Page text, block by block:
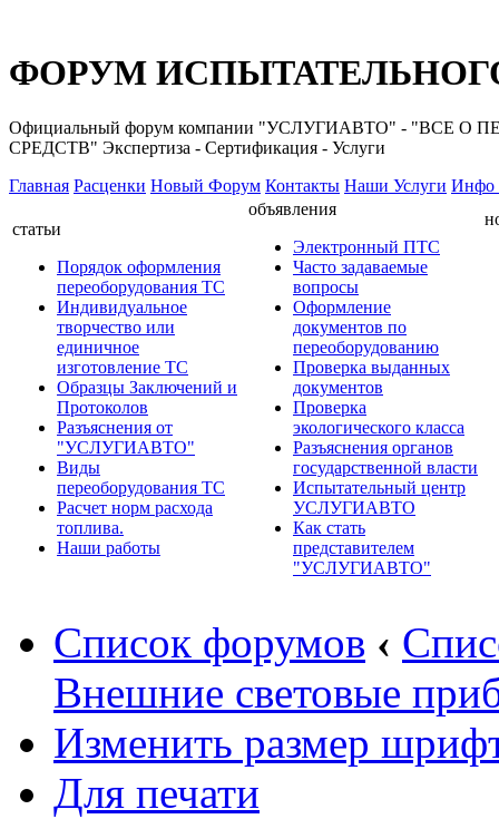
ФОРУМ
Официальный форум компании "УСЛУГИАВТО" -
СРЕДСТВ" Экспертиза - Сертификация - Услуги
Главная Расценки Новый Форум Контакты Наши Услуги Инфо
статьи
Порядок оформления
переоборудования ТС
Индивидуальное
творчество или
единичное
изготовление ТС
Образцы Заключений и
Протоколов
Разъяснения от
"УСЛУГИАВТО"
Виды
переоборудования ТС
Расчет норм расхода
топлива.
Наши работы
объявления
Электронный ПТС
Часто задаваемые
вопросы
Оформление
документов по
переоборудованию
Проверка выданных
документов
Проверка
экологического класса
Разъяснения органов
государственной власти
Испытательный центр
УСЛУГИАВТО
Как стать
представителем
"УСЛУГИАВТО"
Список форумов ‹
Внешние световые
Изменить размер
Для печати